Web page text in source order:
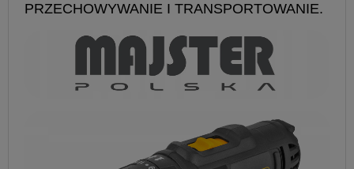
PRZECHOWYWANIE I TRANSPORTOWANIE.